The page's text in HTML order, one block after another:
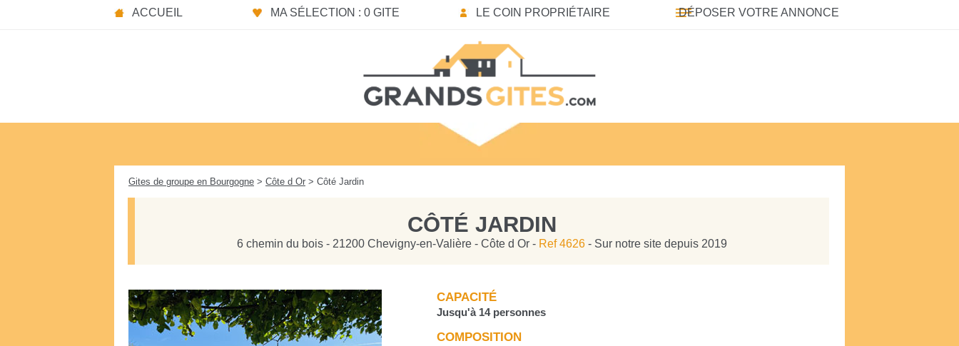
ACCUEIL MA SÉLECTION : 0 GITE LE COIN PROPRIÉTAIRE DÉPOSER VOTRE ANNONCE
Gites de groupe en Bourgogne > Côte d Or > Côté Jardin
CÔTÉ JARDIN
6 chemin du bois - 21200 Chevigny-en-Valière - Côte d Or - Ref 4626 - Sur notre site depuis 2019
CAPACITÉ
Jusqu'à 14 personnes
COMPOSITION
Panneau de gestion des cookies